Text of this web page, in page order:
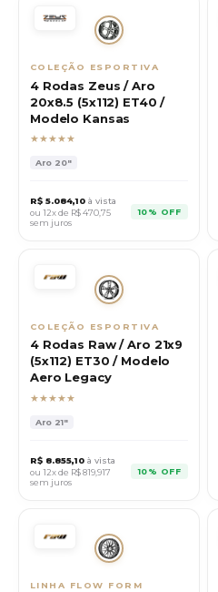
COLEÇÃO ESPORTIVA
4 Rodas Zeus / Aro
20x8.5 (5x112) ET40 /
Modelo Kansas
★★★★★
Aro 20"
R$ 5.084,10 à vista
ou 12x de R$470,75
sem juros
10% OFF
COLEÇÃO ESPORTIVA
4 Rodas Raw / Aro 21x9
(5x112) ET30 / Modelo
Aero Legacy
★★★★★
Aro 21"
R$ 8.855,10 à vista
ou 12x de R$819,917
sem juros
10% OFF
LINHA FLOW FORM